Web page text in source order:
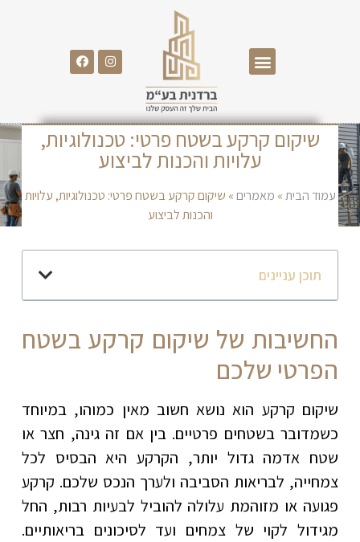
שיקום קרקע בשטח פרטי: טכנולוגיות,
עלויות והכנות לביצוע
עמוד הבית» מאמרים » שיקום קרקע בשטח פרטי: טכנולוגיות, עלויות
והכנות לביצוע
תוכן עניינים
החשיבות של שיקום קרקע בשטח
הפרטי שלכם
שיקום קרקע הוא נושא חשוב מאין כמוהו, במיוחד
כשמדובר בשטחים פרטיים. בין אם זה גינה, חצר או
שטח אדמה גדול יותר, הקרקע היא הבסיס לכל
צמחייה, לבריאות הסביבה ולערך הנכס שלכם. קרקע
פגועה או מזוהמת עלולה להוביל לבעיות רבות, החל
מגידול לקוי של צמחים ועד לסיכונים בריאותיים.